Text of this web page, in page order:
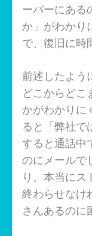
ーバーにある
か」がわかり
で、復旧に時
前述したよう
どこからどこ
かがわかりに
ると「弊社で
すると通話中
のにメールで
り、本当にス
終わらせなけ
さんあるのに